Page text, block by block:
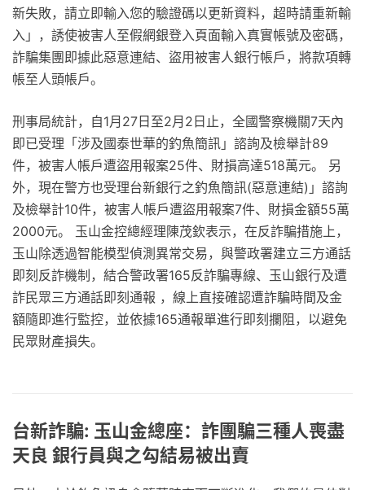
新失敗，請立即輸入您的驗證碼以更新資料，超時請重新輸
入」，誘使被害人至假網銀登入頁面輸入真實帳號及密碼，
詐騙集團即據此惡意連結、盜用被害人銀行帳戶，將款項轉
帳至人頭帳戶。
刑事局統計，自1月27日至2月2日止，全國警察機關7天內
即已受理「涉及國泰世華的釣魚簡訊」諮詢及檢舉計89
件，被害人帳戶遭盜用報案25件、財損高達518萬元。 另
外，現在警方也受理台新銀行之釣魚簡訊(惡意連結)」諮詢
及檢舉計10件，被害人帳戶遭盜用報案7件、財損金額55萬
2000元。 玉山金控總經理陳茂欽表示，在反詐騙措施上，
玉山除透過智能模型偵測異常交易，與警政署建立三方通話
即刻反詐機制，結合警政署165反詐騙專線、玉山銀行及遭
詐民眾三方通話即刻通報 ，線上直接確認遭詐騙時間及金
額隨即進行監控，並依據165通報單進行即刻攔阻，以避免
民眾財產損失。
台新詐騙: 玉山金總座：詐團騙三種人喪盡
天良 銀行員與之勾結易被出賣